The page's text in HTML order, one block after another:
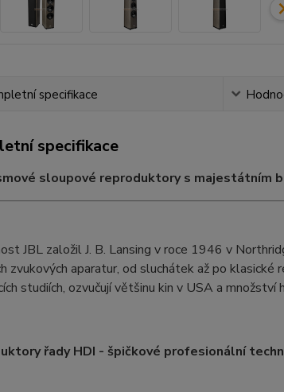
specifikace
specifikace
sloupové reproduktory s majestátním
JBL založil J. B. Lansing v roce 1946 v
zvukových aparatur, od sluchátek až po klasické
studiích, ozvučují většinu kin v USA a množství
řady HDI - špičkové profesionální